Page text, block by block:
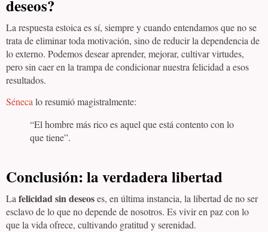
deseos?
La respuesta estoica es sí, siempre y cuando entendamos que no se
trata de eliminar toda motivación, sino de reducir la dependencia de
lo externo. Podemos desear aprender, mejorar, cultivar virtudes,
pero sin caer en la trampa de condicionar nuestra felicidad a esos
resultados.
Séneca lo resumió magistralmente:
“El hombre más rico es aquel que está contento con lo
que tiene”.
Conclusión: la verdadera libertad
La felicidad sin deseoses, en última instancia, la libertad de no ser
esclavo de lo que no depende de nosotros. Es vivir en paz con lo
que la vida ofrece, cultivando gratitud y serenidad.